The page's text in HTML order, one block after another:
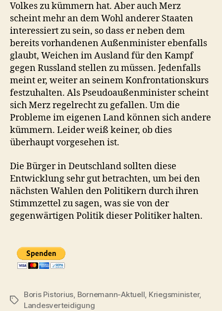
Volkes zu kümmern hat. Aber auch Merz
scheint mehr an dem Wohl anderer Staaten
interessiert zu sein, so dass er neben dem
bereits vorhandenen Außenminister ebenfalls
glaubt, Weichen im Ausland für den Kampf
gegen Russland stellen zu müssen. Jedenfalls
meint er, weiter an seinem Konfrontationskurs
festzuhalten. Als Pseudoaußenminister scheint
sich Merz regelrecht zu gefallen. Um die
Probleme im eigenen Land können sich andere
kümmern. Leider weiß keiner, ob dies
überhaupt vorgesehen ist.
Die Bürger in Deutschland sollten diese
Entwicklung sehr gut betrachten, um bei den
nächsten Wahlen den Politikern durch ihren
Stimmzettel zu sagen, was sie von der
gegenwärtigen Politik dieser Politiker halten.
Schlagwörter
Boris Pistorius, Bornemann-Aktuell, Kriegsminister,
Landesverteidigung